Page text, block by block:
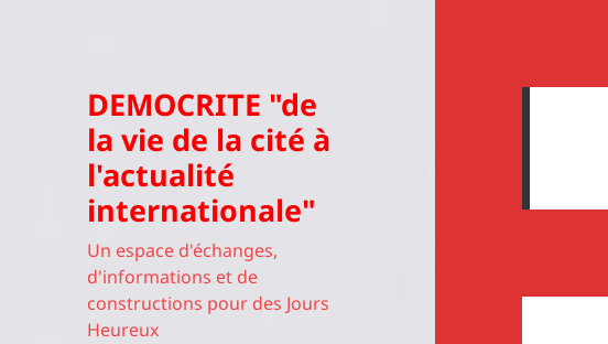
DEMOCRITE "de
la vie de la cité à
l'actualité
internationale"
Un espace d'échanges,
d'informations et de
constructions pour des Jours
Heureux